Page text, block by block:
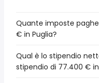
Quante imposte
€ in Puglia?
Qual è lo stipendio
stipendio di 77.400 € in